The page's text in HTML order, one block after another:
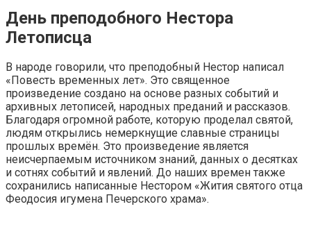
День преподобного Нестора
Летописца
В народе говорили, что преподобный Нестор написал
«Повесть временных лет». Это священное
произведение создано на основе разных событий и
архивных летописей, народных преданий и рассказов.
Благодаря огромной работе, которую проделал святой,
людям открылись немеркнущие славные страницы
прошлых времён. Это произведение является
неисчерпаемым источником знаний, данных о десятках
и сотнях событий и явлений. До наших времен также
сохранились написанные Нестором «Жития святого отца
Феодосия игумена Печерского храма».